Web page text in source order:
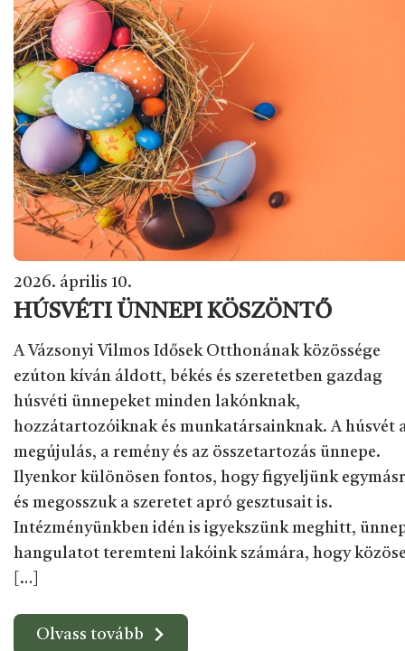
2026. április 10.
HÚSVÉTI ÜNNEPI KÖSZÖNTŐ
A Vázsonyi Vilmos Idősek Otthonának közössége
ezúton kíván áldott, békés és szeretetben gazdag
húsvéti ünnepeket minden lakónknak,
hozzátartozóiknak és munkatársainknak. A húsvét
megújulás, a remény és az összetartozás ünnepe.
Ilyenkor különösen fontos, hogy figyeljünk
és megosszuk a szeretet apró gesztusait is.
Intézményünkben idén is igyekszünk meghitt,
hangulatot teremteni lakóink számára, hogy
[…]
Olvass tovább